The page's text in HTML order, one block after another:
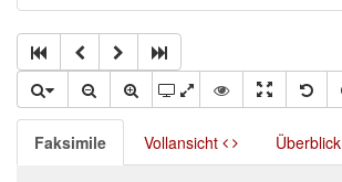
Faksimile Vollansicht Überblick